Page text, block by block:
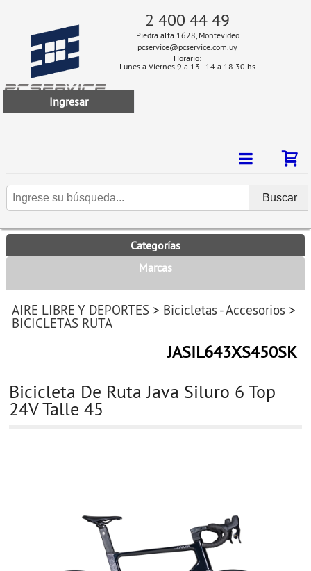
2 400 44 49
Piedra alta 1628, Montevideo
pcservice@pcservice.com.uy
Horario:
Lunes a Viernes 9 a 13 - 14 a 18.30 hs
Ingresar
Categorías
Marcas
AIRE LIBRE Y DEPORTES > Bicicletas - Accesorios >
BICICLETAS RUTA
JASIL643XS450SK
Bicicleta De Ruta Java Siluro 6 Top
24V Talle 45